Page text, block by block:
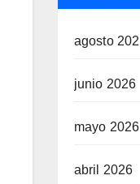
agosto
junio 2026
mayo 2026
abril 2026